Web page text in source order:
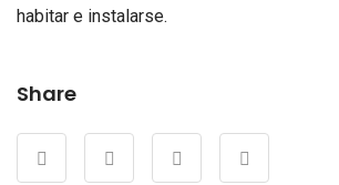
habitar e instalarse.
Share